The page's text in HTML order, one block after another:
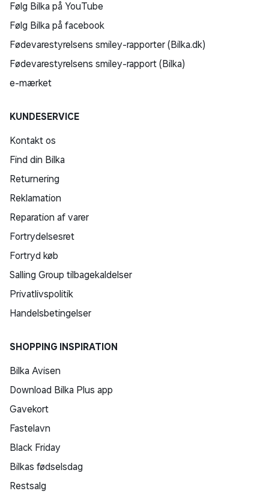
Følg Bilka på YouTube
Følg Bilka på facebook
Fødevarestyrelsens smiley-rapporter (Bilka.dk)
Fødevarestyrelsens smiley-rapport (Bilka)
e-mærket
KUNDESERVICE
Kontakt os
Find din Bilka
Returnering
Reklamation
Reparation af varer
Fortrydelsesret
Fortryd køb
Salling Group tilbagekaldelser
Privatlivspolitik
Handelsbetingelser
SHOPPING INSPIRATION
Bilka Avisen
Download Bilka Plus app
Gavekort
Fastelavn
Black Friday
Bilkas fødselsdag
Restsalg